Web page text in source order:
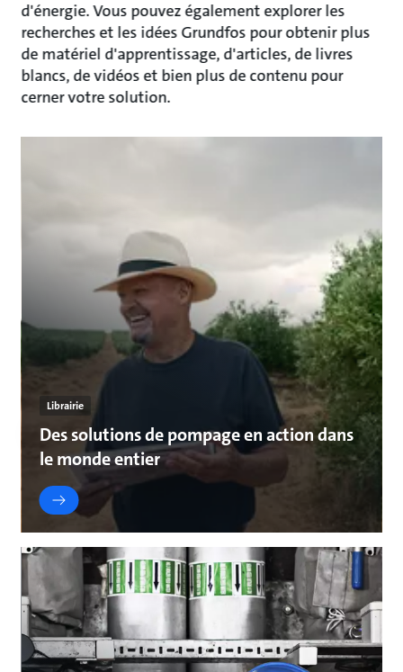
d'énergie. Vous pouvez également explorer les
recherches et les idées Grundfos pour obtenir plus
de matériel d'apprentissage, d'articles, de livres
blancs, de vidéos et bien plus de contenu pour
cerner votre solution.
Librairie
Des solutions de pompage en action dans
le monde entier